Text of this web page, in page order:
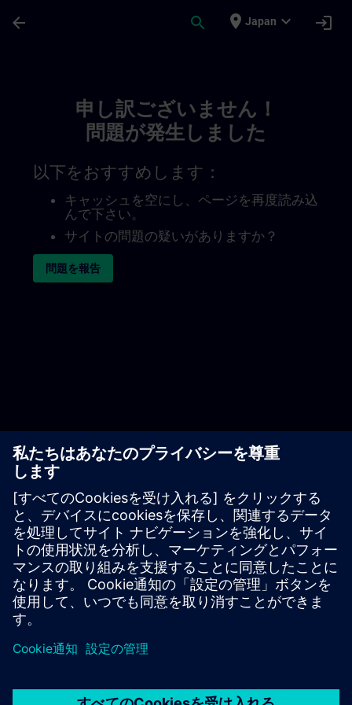
arrow_back search place Japan expand_more login
申し訳ございません！
問題が発生しました
以下をおすすめします：
キャッシュを空にし、ページを再度読み込
んで下さい。
サイトの問題の疑いがありますか？
問題を報告